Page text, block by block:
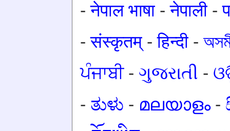
-नेपाल भाषा -नेपाली -
-संस्कृतम् -हिन्दी -
ਪੰਜਾਬੀ- ગુજરાતી -
- ತುಳು - മലയാളം-